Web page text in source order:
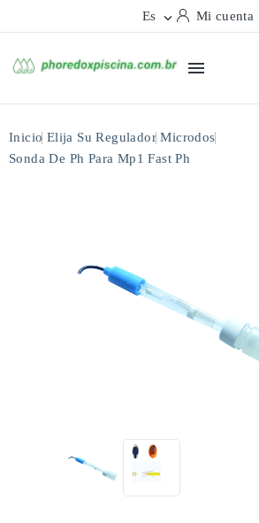
Es  Mi cuenta

Inicio Elija Su Regulador Microdos
Sonda De Ph Para Mp1 Fast Ph